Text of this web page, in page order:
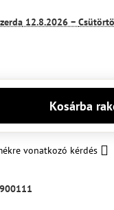
12.8.2026 −
Kosárba
vonatkozó kérdés